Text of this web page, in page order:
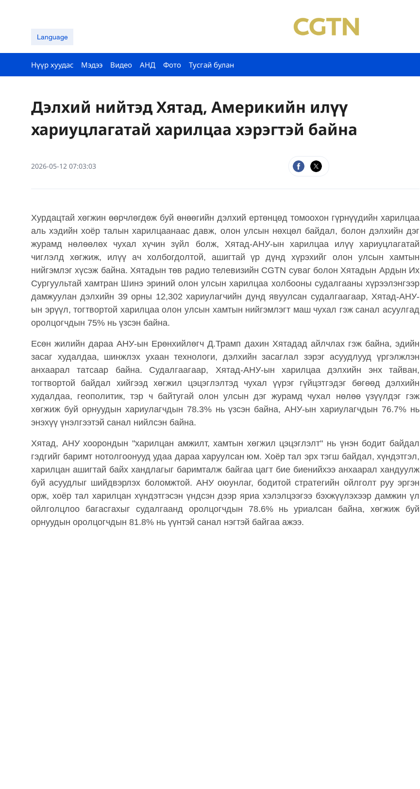
Language
Нүүр хуудас Мэдээ Видео АНД Фото Тусгай булан
Дэлхий нийтэд Хятад, Америкийн илүү
хариуцлагатай харилцаа хэрэгтэй байна
2026-05-12 07:03:03
Хурдацтай хөгжин өөрчлөгдөж буй өнөөгийн дэлхий ертөнцөд томоохон гүрнүүдийн харилцаа
аль хэдийн хоёр талын харилцаанаас давж, олон улсын нөхцөл байдал, болон дэлхийн дэг
журамд нөлөөлөх чухал хүчин зүйл болж, Хятад-АНУ-ын харилцаа илүү хариуцлагатай
чиглэлд хөгжиж, илүү ач холбогдолтой, ашигтай үр дүнд хүрэхийг олон улсын хамтын
нийгэмлэг хүсэж байна. Хятадын төв радио телевизийн CGTN суваг болон Хятадын Ардын Их
Сургуультай хамтран Шинэ эриний олон улсын харилцаа холбооны судалгааны хүрээлэнгээр
дамжуулан дэлхийн 39 орны 12,302 хариулагчийн дунд явуулсан судалгаагаар, Хятад-АНУ-
ын эрүүл, тогтвортой харилцаа олон улсын хамтын нийгэмлэгт маш чухал гэж санал асуулгад
оролцогчдын 75% нь үзсэн байна.
Есөн жилийн дараа АНУ-ын Ерөнхийлөгч Д.Трамп дахин Хятадад айлчлах гэж байна, эдийн
засаг худалдаа, шинжлэх ухаан технологи, дэлхийн засаглал зэрэг асуудлууд үргэлжлэн
анхаарал татсаар байна. Судалгаагаар, Хятад-АНУ-ын харилцаа дэлхийн энх тайван,
тогтвортой байдал хийгээд хөгжил цэцэглэлтэд чухал үүрэг гүйцэтгэдэг бөгөөд дэлхийн
худалдаа, геополитик, тэр ч байтугай олон улсын дэг журамд чухал нөлөө үзүүлдэг гэж
хөгжиж буй орнуудын хариулагчдын 78.3% нь үзсэн байна, АНУ-ын хариулагчдын 76.7% нь
энэхүү үнэлгээтэй санал нийлсэн байна.
Хятад, АНУ хоорондын "харилцан амжилт, хамтын хөгжил цэцэглэлт" нь үнэн бодит байдал
гэдгийг баримт нотолгоонууд удаа дараа харуулсан юм. Хоёр тал эрх тэгш байдал, хүндэтгэл,
харилцан ашигтай байх хандлагыг баримталж байгаа цагт бие биенийхээ анхаарал хандуулж
буй асуудлыг шийдвэрлэх боломжтой. АНУ оюунлаг, бодитой стратегийн ойлголт руу эргэн
орж, хоёр тал харилцан хүндэтгэсэн үндсэн дээр яриа хэлэлцээгээ бэхжүүлэхээр дамжин үл
ойлголцлоо багасгахыг судалгаанд оролцогчдын 78.6% нь уриалсан байна, хөгжиж буй
орнуудын оролцогчдын 81.8% нь үүнтэй санал нэгтэй байгаа ажээ.